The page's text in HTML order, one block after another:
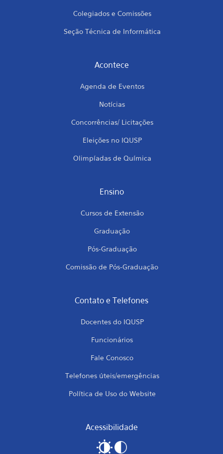
Colegiados e Comissões
Seção Técnica de Informática
Acontece
Agenda de Eventos
Notícias
Concorrências/ Licitações
Eleições no IQUSP
Olimpíadas de Química
Ensino
Cursos de Extensão
Graduação
Pós-Graduação
Comissão de Pós-Graduação
Contato e Telefones
Docentes do IQUSP
Funcionários
Fale Conosco
Telefones úteis/emergências
Política de Uso do Website
Acessibilidade